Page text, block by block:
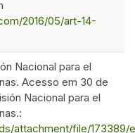
2016/05/art-14-
Nacional para el
Acesso em 30 de
Nacional para el
attachment/file/173389/